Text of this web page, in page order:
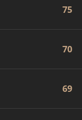
75
70
69